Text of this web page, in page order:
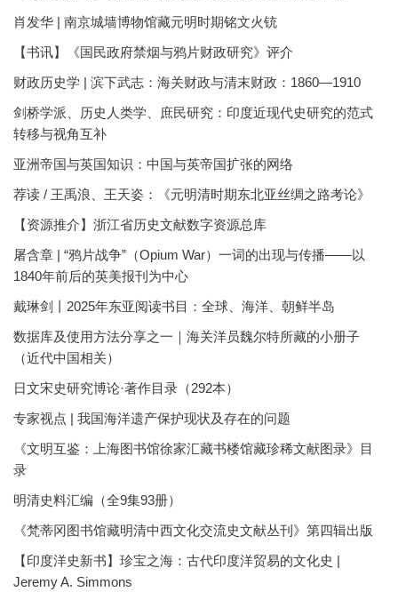
肖发华 | 南京城墙博物馆藏元明时期铭文火铳
【书讯】《国民政府禁烟与鸦片财政研究》评介
财政历史学 | 滨下武志：海关财政与清末财政：1860—1910
剑桥学派、历史人类学、庶民研究：印度近现代史研究的范式
转移与视角互补
亚洲帝国与英国知识：中国与英帝国扩张的网络
荐读 / 王禹浪、王天姿：《元明清时期东北亚丝绸之路考论》
【资源推介】浙江省历史文献数字资源总库
屠含章 | “鸦片战争”（Opium War）一词的出现与传播——以
1840年前后的英美报刊为中心
戴琳剑丨2025年东亚阅读书目：全球、海洋、朝鲜半岛
数据库及使用方法分享之一｜海关洋员魏尔特所藏的小册子
（近代中国相关）
日文宋史研究博论·著作目录（292本）
专家视点 | 我国海洋遗产保护现状及存在的问题
《文明互鉴：上海图书馆徐家汇藏书楼馆藏珍稀文献图录》目
录
明清史料汇编（全9集93册）
《梵蒂冈图书馆藏明清中西文化交流史文献丛刊》第四辑出版
【印度洋史新书】珍宝之海：古代印度洋贸易的文化史 |
Jeremy A. Simmons